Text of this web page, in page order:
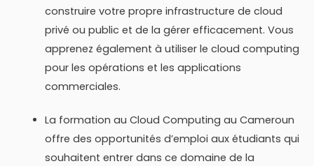
construire votre propre infrastructure de cloud
privé ou public et de la gérer efficacement. Vous
apprenez également à utiliser le cloud computing
pour les opérations et les applications
commerciales.
La formation au Cloud Computing au Cameroun
offre des opportunités d’emploi aux étudiants qui
souhaitent entrer dans ce domaine de la